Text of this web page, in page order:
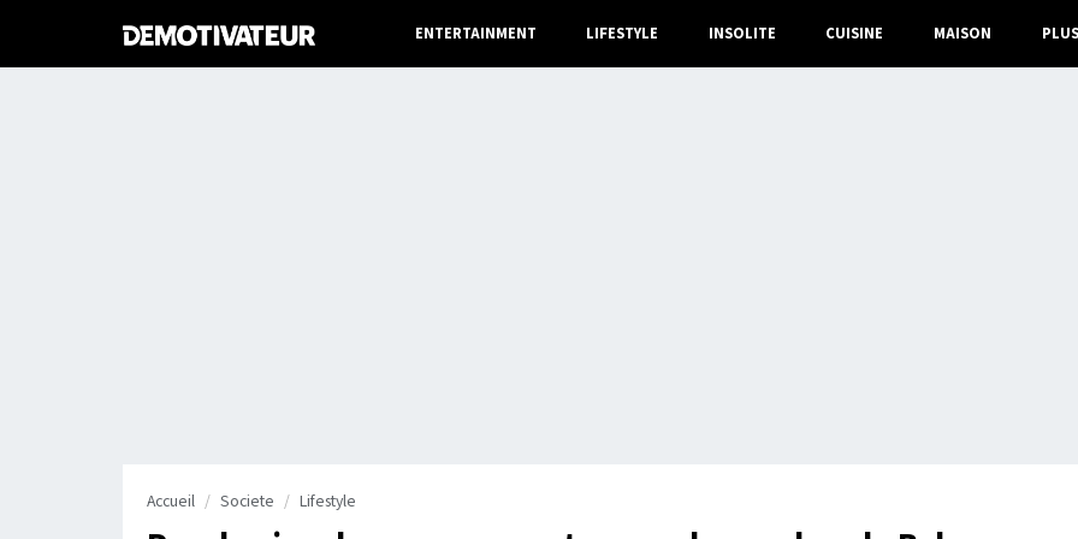
ENTERTAINMENT LIFESTYLE INSOLITE CUISINE MAISON PLUS
Accueil Societe Lifestyle